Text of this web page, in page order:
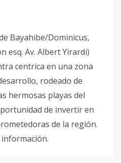
Bayahibe/Dominicus,
esq. Av. Albert Yirardi)
centrica en una zona
rodeado de
hermosas playas del
de invertir en
de la región.